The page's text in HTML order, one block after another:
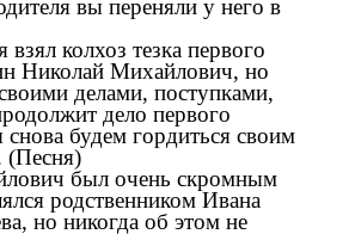
вы переняли у него в
взял колхоз тезка первого
Николай Михайлович, но
делами, поступками,
дело первого
снова будем гордиться своим
(Песня)
был очень скромным
родственником Ивана
но никогда об этом не